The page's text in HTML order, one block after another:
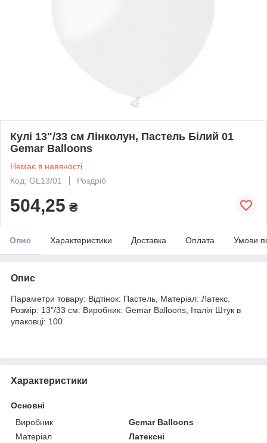
Кулі 13"/33 см Лінколун, Пастель Білий 01
Gemar Balloons
Немає в наявності
Код: GL13/01
Роздріб
504,25 ₴
Опис Характеристики Доставка Оплата Умови
Опис
Параметри товару: Відтінок: Пастель, Матеріал: Латекс.
Розмір: 13"/33 см. Виробник: Gemar Balloons, Італія Штук в
упаковці: 100.
Характеристики
Основні
Виробник
Gemar Balloons
Матеріал
Латексні